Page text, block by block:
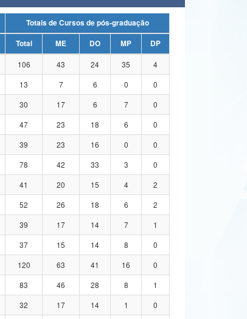
Totais de Cursos de pós-graduação
Total ME DO MP
DP
106 43 24 35
4
13 7 6 0
0
30 17 6 7
0
47 23 18 6
0
39 23 16 0
0
78 42 33 3
0
41 20 15 4
2
52 26 18 6
2
39 17 14 7
1
37 15 14 8
0
120 63 41 16
0
83 46 28 8
1
32 17 14 1
0